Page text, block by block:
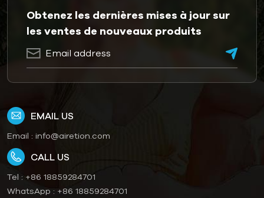
Obtenez les dernières mises à jour sur
les ventes de nouveaux produits
EMAIL US
Email : info@airetion.com
CALL US
Tel : +86 18859284701
WhatsApp : +86 18859284701